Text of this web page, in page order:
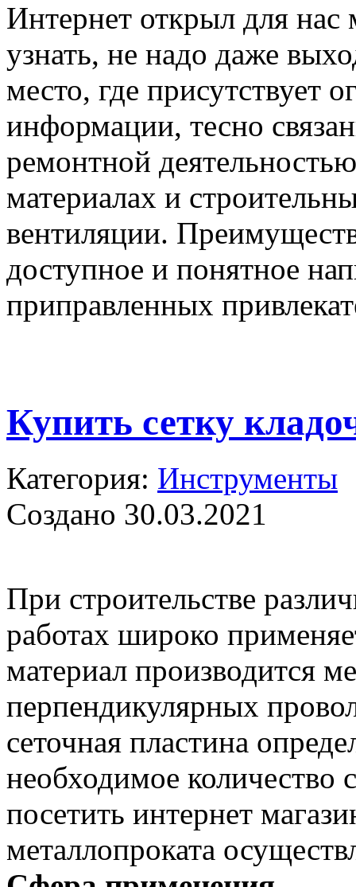
Интернет открыл для
узнать, не надо даже
место, где присутствует
информации, тесно
ремонтной
материалах и
вентиляции.
доступное и понятное
приправленных
Купить сетку
Категория: Инструменты
Создано 30.03.2021
При строительстве
работах широко
материал производится
перпендикулярных
сеточная пластина
необходимое количество
посетить интернет
металлопроката